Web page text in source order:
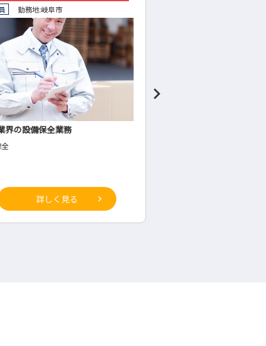
勤務地:可児市
社の経理・総務・労務の管理者
総務・労務の管理職
詳しく見る